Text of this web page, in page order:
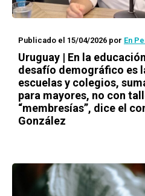
Publicado el 15/04/2026 por En
Uruguay | En la
desafío demográfico es
escuelas y colegios,
para mayores, no con
“membresías”, dice el
González